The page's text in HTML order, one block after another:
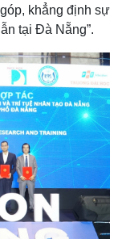
khẳng định sự
tại Đà Nẵng”.